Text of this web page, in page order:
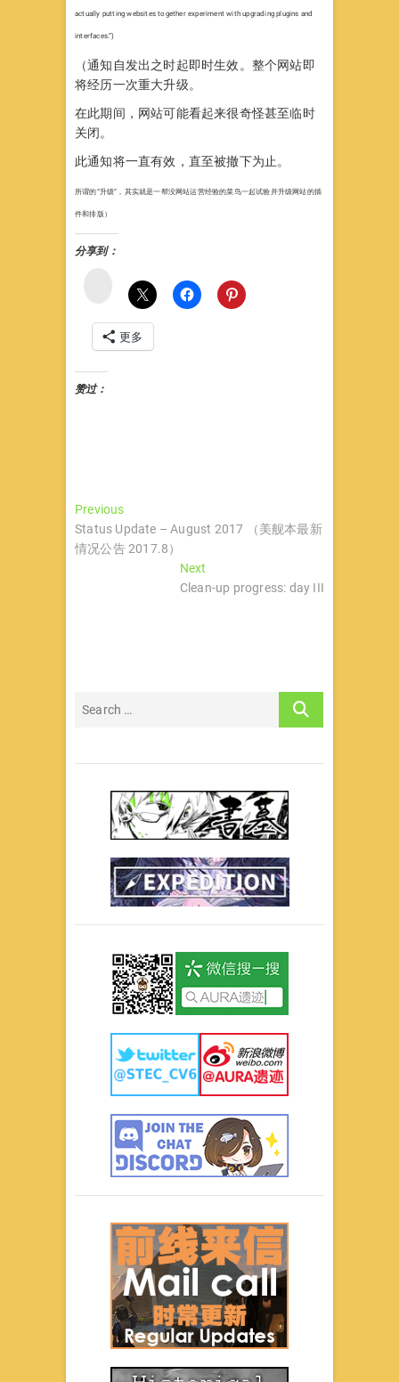
actually putting websites together experiment with upgrading plugins and
interfaces.”)
（通知自发出之时起即时生效。整个网站即
将经历一次重大升级。
在此期间，网站可能看起来很奇怪甚至临时
关闭。
此通知将一直有效，直至被撤下为止。
所谓的“升级”，其实就是一帮没网站运营经验的菜鸟一起试验并升级网站的插
件和排版）
分享到：
更多
赞过：
文
章
PreviousPrevious
post:
Status Update – August 2017 （美舰本最新
情况公告 2017.8）
Next
post:
Clean-up progress: day III